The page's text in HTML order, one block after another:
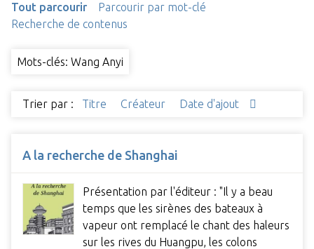
Tout parcourir
Parcourir par mot-clé
Recherche de contenus
Mots-clés: Wang Anyi
Trier par : Titre Créateur Date d'ajout
A la recherche de Shanghai
Présentation par l'éditeur : "Il y a beau
temps que les sirènes des bateaux à
vapeur ont remplacé le chant des haleurs
sur les rives du Huangpu, les colons